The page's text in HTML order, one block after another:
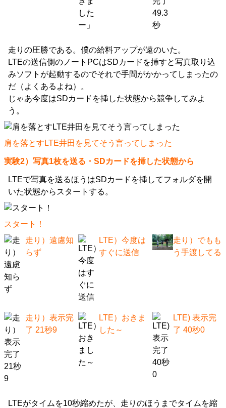
走りの圧勝である。僕の給料アップが遠のいた。
LTEの送信側のノートPCはSDカードを挿すと写真取り込
みソフトが起動するのでそれで手間がかかってしまったの
だ（よくあるよね）。
じゃあ今度はSDカードを挿した状態から競争してみよ
う。
肩を落とすLTE井田を見てそう言ってしまった
実験2）写真1枚を送る・SDカードを挿した状態から
LTEで写真を送るほうはSDカードを挿してフォルダを開
いた状態からスタートする。
スタート！
走り）遠慮知
らず
LTE）今度は
すぐに送信
走り）でもも
う手渡してる
走り）表示完
了 21秒9
LTE）おきま
した～
LTE) 表示完
了 40秒0
LTEがタイムを10秒縮めたが、走りのほうまでタイムを縮